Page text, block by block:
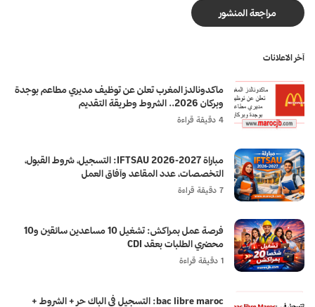
آخر الاعلانات
ماكدونالدز المغرب تعلن عن توظيف مديري مطاعم بوجدة
وبركان 2026.. الشروط وطريقة التقديم
4 دقيقة قراءة
مباراة IFTSAU 2026-2027: التسجيل، شروط القبول،
التخصصات، عدد المقاعد وآفاق العمل
7 دقيقة قراءة
فرصة عمل بمراكش: تشغيل 10 مساعدين سائقين و10
محضري الطلبات بعقد CDI
1 دقيقة قراءة
bac libre maroc: التسجيل في الباك حر + الشروط +